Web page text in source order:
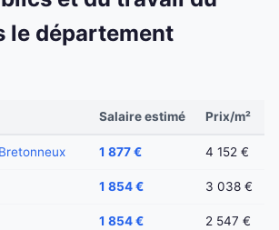
le département
Salaire estimé Prix/m²
1 877 € 4 152 €
1 854 € 3 038 €
1 854 € 2 547 €